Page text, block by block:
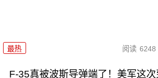
最热 阅读 6248
F-35真被波斯导弹端了！美军这